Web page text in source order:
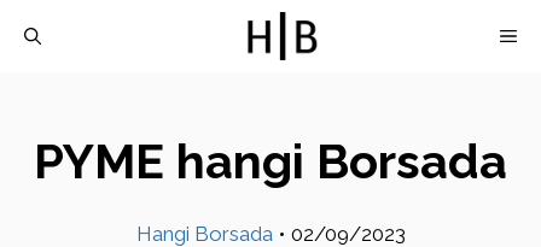
PYME hangi Borsada
Hangi Borsada • 02/09/2023